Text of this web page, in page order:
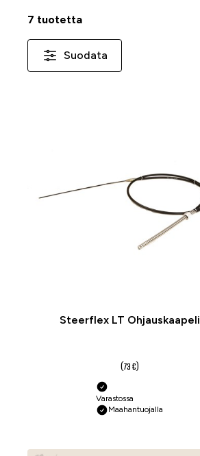
7 tuotetta
Suodata
Steerflex LT Ohjauskaapeli
(73 €)
Varastossa
Maahantuojalla